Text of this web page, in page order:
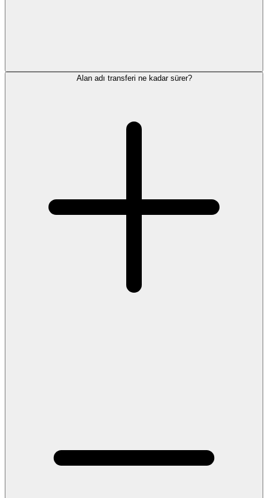
Alan adı transferi ne kadar sürer?